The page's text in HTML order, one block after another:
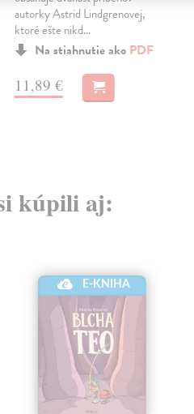
autorky Astrid Lindgrenovej,
ktoré ešte nikd...
Na stiahnutie ako PDF
11,89 €
kúpili aj:
E-KNIHA